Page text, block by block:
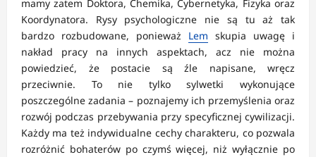
mamy zatem Doktora, Chemika, Cybernetyka, Fizyka oraz
Koordynatora. Rysy psychologiczne nie są tu aż tak
bardzo rozbudowane, ponieważ Lem skupia uwagę i
nakład pracy na innych aspektach, acz nie można
powiedzieć, że postacie są źle napisane, wręcz
przeciwnie. To nie tylko sylwetki wykonujące
poszczególne zadania – poznajemy ich przemyślenia oraz
rozwój podczas przebywania przy specyficznej cywilizacji.
Każdy ma też indywidualne cechy charakteru, co pozwala
rozróżnić bohaterów po czymś więcej, niż wyłącznie po